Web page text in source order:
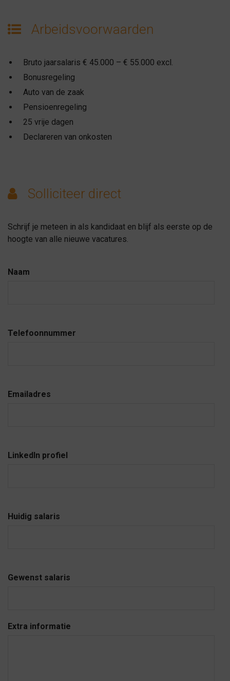
Arbeidsvoorwaarden
Bruto jaarsalaris € 45.000 – € 55.000 excl.
Bonusregeling
Auto van de zaak
Pensioenregeling
25 vrije dagen
Declareren van onkosten
Solliciteer direct
Schrijf je meteen in als kandidaat en blijf als eerste op de
hoogte van alle nieuwe vacatures.
Naam
Telefoonnummer
Emailadres
LinkedIn profiel
Huidig salaris
Gewenst salaris
Extra informatie